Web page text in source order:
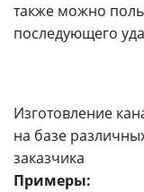
также можно
последующего
Изготовление
на базе
заказчика
Примеры: